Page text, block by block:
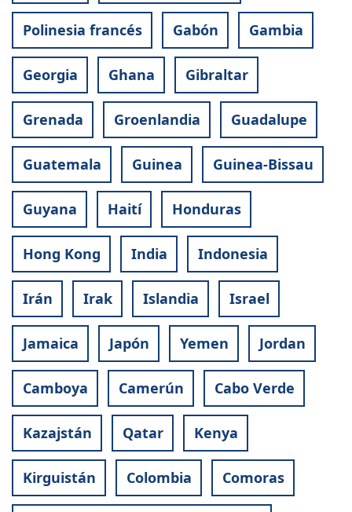
Polinesia francés Gabón Gambia
Georgia Ghana Gibraltar
Grenada Groenlandia Guadalupe
Guatemala Guinea Guinea-Bissau
Guyana Haití Honduras
Hong Kong India Indonesia
Irán Irak Islandia Israel
Jamaica Japón Yemen Jordan
Camboya Camerún Cabo Verde
Kazajstán Qatar Kenya
Kirguistán Colombia Comoras